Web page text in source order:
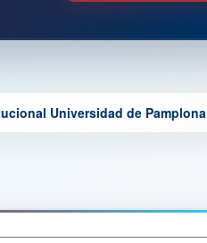
Universidad de Pamplona